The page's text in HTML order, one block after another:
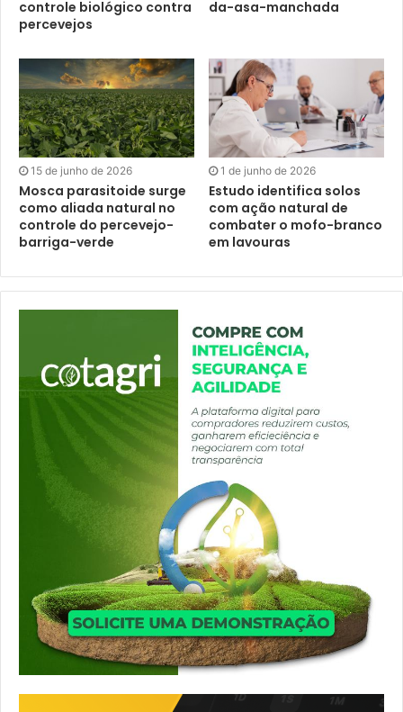
controle biológico contra
percevejos
da-asa-manchada
15 de junho de 2026
Mosca parasitoide surge
como aliada natural no
controle do percevejo-
barriga-verde
1 de junho de 2026
Estudo identifica solos
com ação natural de
combater o mofo-branco
em lavouras